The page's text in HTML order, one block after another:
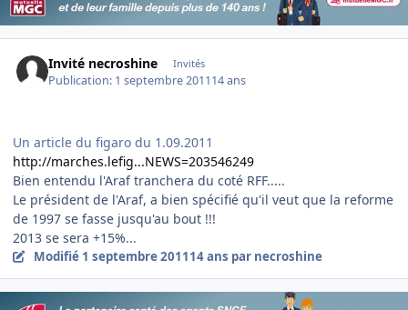
Invité necroshine Invités
Publication: 1 septembre 201114 ans
Un article du figaro du 1.09.2011
http://marches.lefig...NEWS=203546249
Bien entendu l'Araf tranchera du coté RFF.....
Le président de l'Araf, a bien spécifié qu'il veut que la reforme
de 1997 se fasse jusqu'au bout !!!
2013 se sera +15%...
Modifié 1 septembre 201114 ans par necroshine